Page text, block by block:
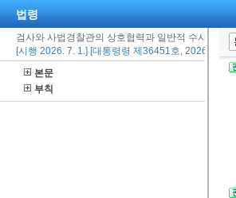
법령
검사와 사법경찰관의 상호협력과 일반적 수사준칙
[시행 2026. 7. 1.] [대통령령 제36451호, 2026. 6.
본문
부칙